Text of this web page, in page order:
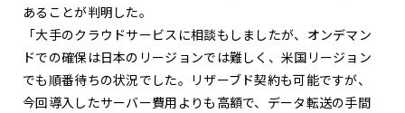
あることが判明した。
「大手のクラウドサービスに相談もしましたが、オンデマン
ドでの確保は日本のリージョンでは難しく、米国リージョン
でも順番待ちの状況でした。リザーブド契約も可能ですが、
今回導入したサーバー費用よりも高額で、データ転送の手間